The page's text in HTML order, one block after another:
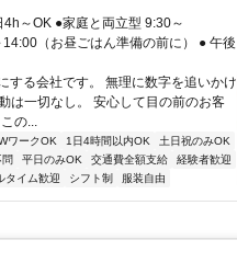
～OK ●家庭と両立型 9:30～
（お昼ごはん準備の前に） ● 午後
する会社です。 無理に数字を追いかけ
は一切なし。 安心して目の前のお客
の...
ワークOK 1日4時間以内OK
土日祝のみOK
平日のみOK 交通費全額支給
経験者歓迎
タイム歓迎 シフト制 服装自由